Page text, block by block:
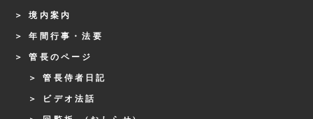
境内案内
年間行事・法要
管長のページ
管長侍者日記
ビデオ法話